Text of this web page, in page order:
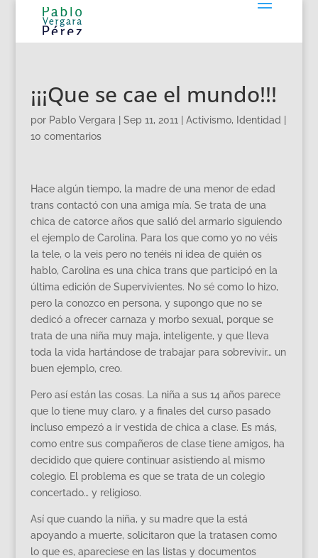
¡¡¡Que se cae el mundo!!!
por Pablo Vergara Sep 11, 2011 Activismo, Identidad
10 comentarios
Hace algún tiempo, la madre de una menor de edad
trans contactó con una amiga mía. Se trata de una
chica de catorce años que salió del armario siguiendo
el ejemplo de Carolina. Para los que como yo no véis
la tele, o la veis pero no tenéis ni idea de quién os
hablo, Carolina es una chica trans que participó en la
última edición de Supervivientes. No sé como lo hizo,
pero la conozco en persona, y supongo que no se
dedicó a ofrecer carnaza y morbo sexual, porque se
trata de una niña muy maja, inteligente, y que lleva
toda la vida hartándose de trabajar para sobrevivir… un
buen ejemplo, creo.
Pero así están las cosas. La niña a sus 14 años parece
que lo tiene muy claro, y a finales del curso pasado
incluso empezó a ir vestida de chica a clase. Es más,
como entre sus compañeros de clase tiene amigos, ha
decidido que quiere continuar asistiendo al mismo
colegio. El problema es que se trata de un colegio
concertado… y religioso.
Así que cuando la niña, y su madre que la está
apoyando a muerte, solicitaron que la tratasen como
lo que es, apareciese en las listas y documentos